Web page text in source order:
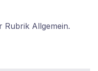
Rubrik Allgemein.